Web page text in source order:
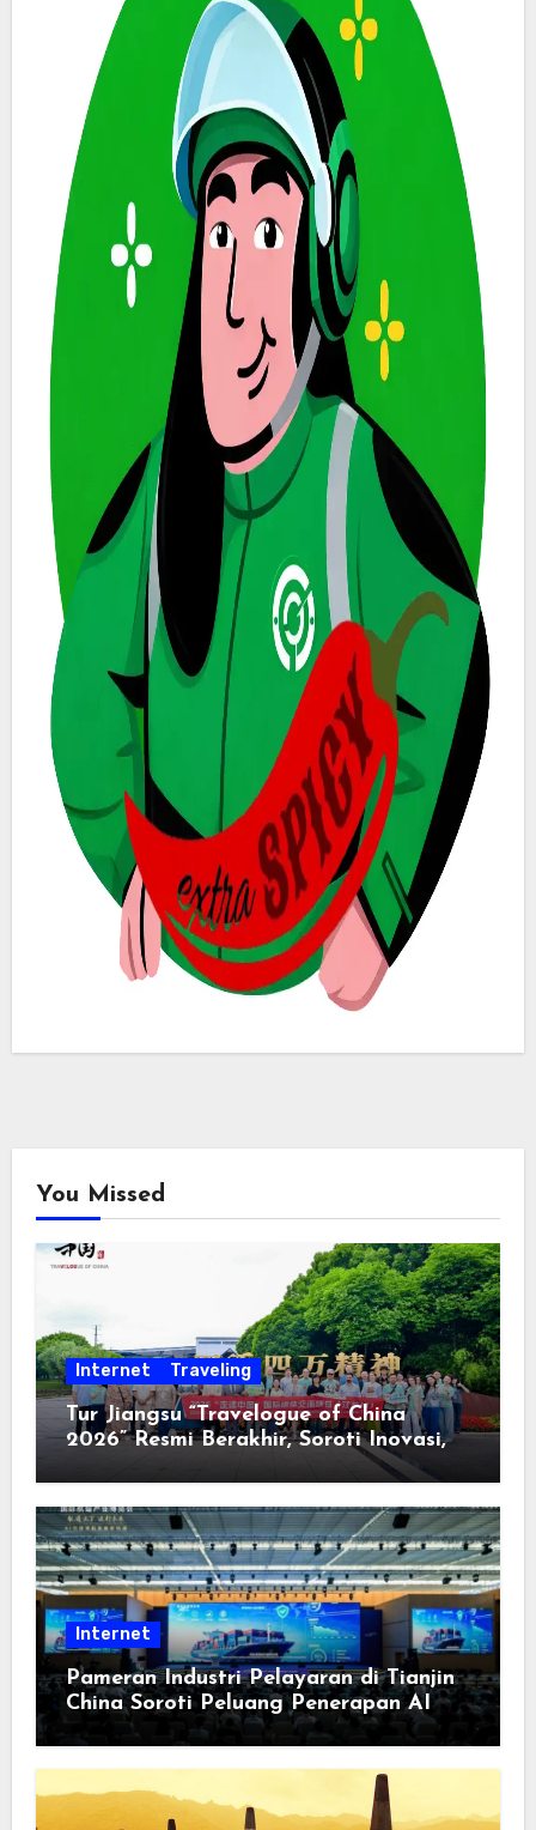
You Missed
Internet Traveling
Tur Jiangsu “Travelogue of China
2026” Resmi Berakhir, Soroti Inovasi,
Keterbukaan, dan Pembangunan
Internet
Pameran Industri Pelayaran di Tianjin
China Soroti Peluang Penerapan AI